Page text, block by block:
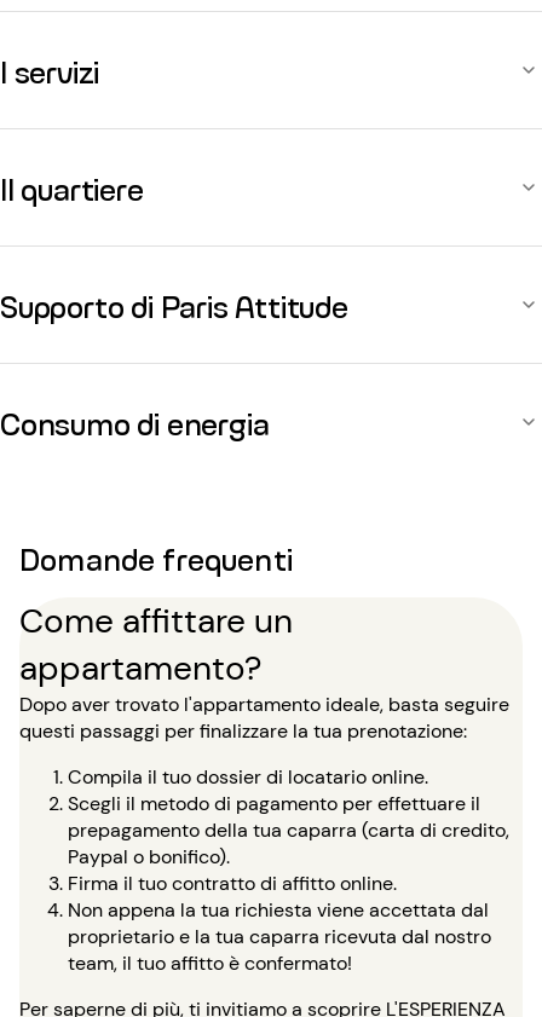
I servizi
Il quartiere
Supporto di Paris Attitude
Consumo di energia
Domande frequenti
Come affittare un
appartamento?
Dopo aver trovato l'appartamento ideale, basta seguire
questi passaggi per finalizzare la tua prenotazione:
Compila il tuo dossier di locatario online.
Scegli il metodo di pagamento per effettuare il
prepagamento della tua caparra (carta di credito,
Paypal o bonifico).
Firma il tuo contratto di affitto online.
Non appena la tua richiesta viene accettata dal
proprietario e la tua caparra ricevuta dal nostro
team, il tuo affitto è confermato!
Per saperne di più, ti invitiamo a scoprire L'ESPERIENZA